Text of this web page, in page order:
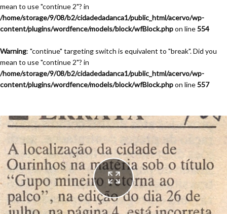
mean to use "continue 2"? in
/home/storage/9/08/b2/cidadedadanca1/public_html/acervo/wp-
content/plugins/wordfence/models/block/wfBlock.phpon line554
Warning: "continue" targeting switch is equivalent to "break". Did you
mean to use "continue 2"? in
/home/storage/9/08/b2/cidadedadanca1/public_html/acervo/wp-
content/plugins/wordfence/models/block/wfBlock.phpon line557
Festival de Dança de Joinville - 9a. Edição - 1991